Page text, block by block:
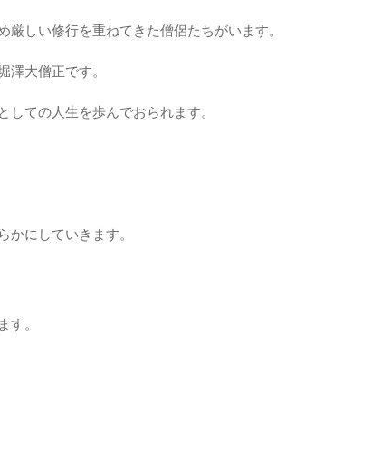
しい修行を重ねてきた僧侶たちがいます。
大僧正です。
ての人生を歩んでおられます。
にしていきます。
す。